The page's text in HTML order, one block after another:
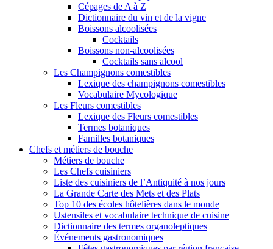
Cépages de A à Z
Dictionnaire du vin et de la vigne
Boissons alcoolisées
Cocktails
Boissons non-alcoolisées
Cocktails sans alcool
Les Champignons comestibles
Lexique des champignons comestibles
Vocabulaire Mycologique
Les Fleurs comestibles
Lexique des Fleurs comestibles
Termes botaniques
Familles botaniques
Chefs et métiers de bouche
Métiers de bouche
Les Chefs cuisiniers
Liste des cuisiniers de l’Antiquité à nos jours
La Grande Carte des Mets et des Plats
Top 10 des écoles hôtelières dans le monde
Ustensiles et vocabulaire technique de cuisine
Dictionnaire des termes organoleptiques
Événements gastronomiques